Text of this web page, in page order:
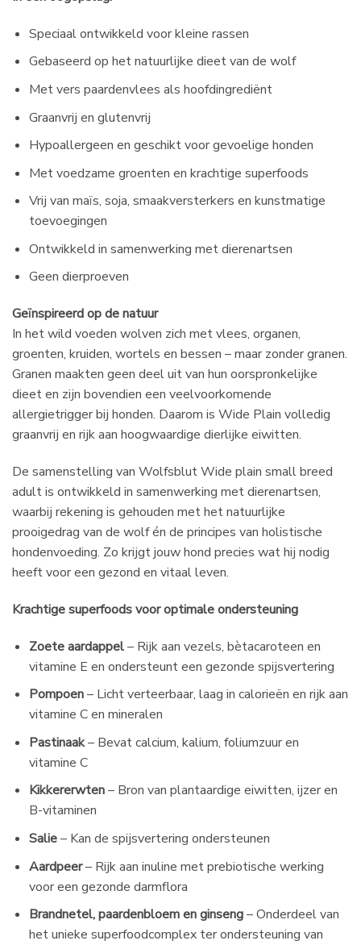
Speciaal ontwikkeld voor kleine rassen
Gebaseerd op het natuurlijke dieet van de wolf
Met vers paardenvlees als hoofdingrediënt
Graanvrij en glutenvrij
Hypoallergeen en geschikt voor gevoelige honden
Met voedzame groenten en krachtige superfoods
Vrij van maïs, soja, smaakversterkers en kunstmatige
toevoegingen
Ontwikkeld in samenwerking met dierenartsen
Geen dierproeven
Geïnspireerd op de natuur
In het wild voeden wolven zich met vlees, organen,
groenten, kruiden, wortels en bessen – maar zonder granen.
Granen maakten geen deel uit van hun oorspronkelijke
dieet en zijn bovendien een veelvoorkomende
allergietrigger bij honden. Daarom is Wide Plain volledig
graanvrij en rijk aan hoogwaardige dierlijke eiwitten.
De samenstelling van Wolfsblut Wide plain small breed
adult is ontwikkeld in samenwerking met dierenartsen,
waarbij rekening is gehouden met het natuurlijke
prooigedrag van de wolf én de principes van holistische
hondenvoeding. Zo krijgt jouw hond precies wat hij nodig
heeft voor een gezond en vitaal leven.
Krachtige superfoods voor optimale ondersteuning
Zoete aardappel– Rijk aan vezels, bètacaroteen en
vitamine E en ondersteunt een gezonde spijsvertering
Pompoen– Licht verteerbaar, laag in calorieën en rijk aan
vitamine C en mineralen
Pastinaak– Bevat calcium, kalium, foliumzuur en
vitamine C
Kikkererwten– Bron van plantaardige eiwitten, ijzer en
B-vitaminen
Salie– Kan de spijsvertering ondersteunen
Aardpeer– Rijk aan inuline met prebiotische werking
voor een gezonde darmflora
Brandnetel, paardenbloem en ginseng– Onderdeel van
het unieke superfoodcomplex ter ondersteuning van